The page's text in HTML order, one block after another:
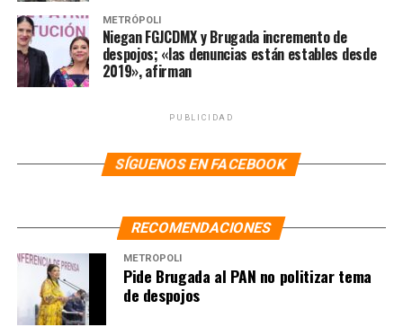
En tanto, los candidatos independientes mostraron una
alza de enero a febrero. Margarita Zavala del siete al 10
por ciento y El Bronco del dos al cinco por ciento.
Por su parte, Ríos Piter pasó del dos al uno por ciento
METRÓPOLI
Niegan FGJCDMX y Brugada incremento de
despojos; «las denuncias están estables desde
2019», afirman
PUBLICIDAD
SÍGUENOS EN FACEBOOK
RECOMENDACIONES
METRÓPOLI
Pide Brugada al PAN no politizar tema
de despojos